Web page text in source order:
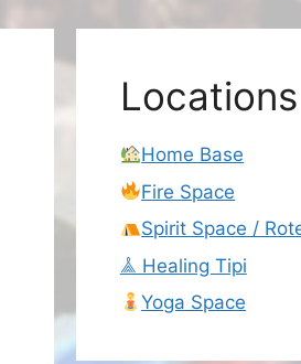
Locations
Home Base
Fire Space
Spirit Space /
𖣰 Healing Tipi
Yoga Space